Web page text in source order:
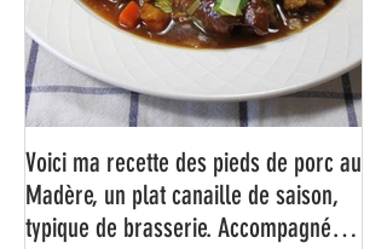
Voici ma recette des pieds de porc au